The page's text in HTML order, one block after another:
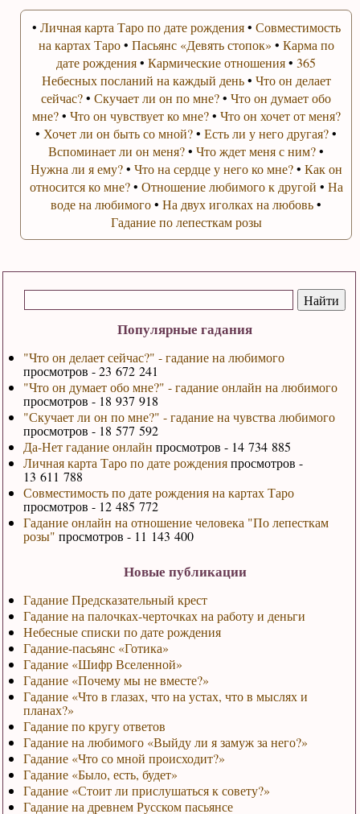
Популярные гадания
"Что он делает сейчас?" - гадание на любимого
просмотров - 23 672 241
"Что он думает обо мне?" - гадание онлайн на любимого
просмотров - 18 937 918
"Скучает ли он по мне?" - гадание на чувства любимого
просмотров - 18 577 592
Да-Нет гадание онлайн просмотров - 14 734 885
Личная карта Таро по дате рожденияпросмотров -
13 611 788
Совместимость по дате рождения на картах Таро
просмотров - 12 485 772
Гадание онлайн на отношение человека "По лепесткам
розы" просмотров - 11 143 400
Новые публикации
Гадание Предсказательный крест
Гадание на палочках-черточках на работу и деньги
Небесные списки по дате рождения
Гадание-пасьянс «Готика»
Гадание «Шифр Вселенной»
Гадание «Почему мы не вместе?»
Гадание «Что в глазах, что на устах, что в мыслях и
планах?»
Гадание по кругу ответов
Гадание на любимого «Выйду ли я замуж за него?»
Гадание «Что со мной происходит?»
Гадание «Было, есть, будет»
Гадание «Стоит ли прислушаться к совету?»
Гадание на древнем Русском пасьянсе
• Личная карта Таро по дате рождения• Совместимость
на картах Таро• Пасьянс «Девять стопок» • Карма по
дате рождения•Кармические отношения•365
Небесных посланий на каждый день• Что он делает
сейчас?•Скучает ли он по мне?•Что он думает обо
мне?• Что он чувствует ко мне?• Что он хочет от меня?
• Хочет ли он быть со мной?•Есть ли у него другая?•
Вспоминает ли он меня?•Что ждет меня с ним?•
Нужна ли я ему?• Что на сердце у него ко мне?• Как он
относится ко мне?• Отношение любимого к другой • На
воде на любимого•На двух иголках на любовь•
Гадание по лепесткам розы